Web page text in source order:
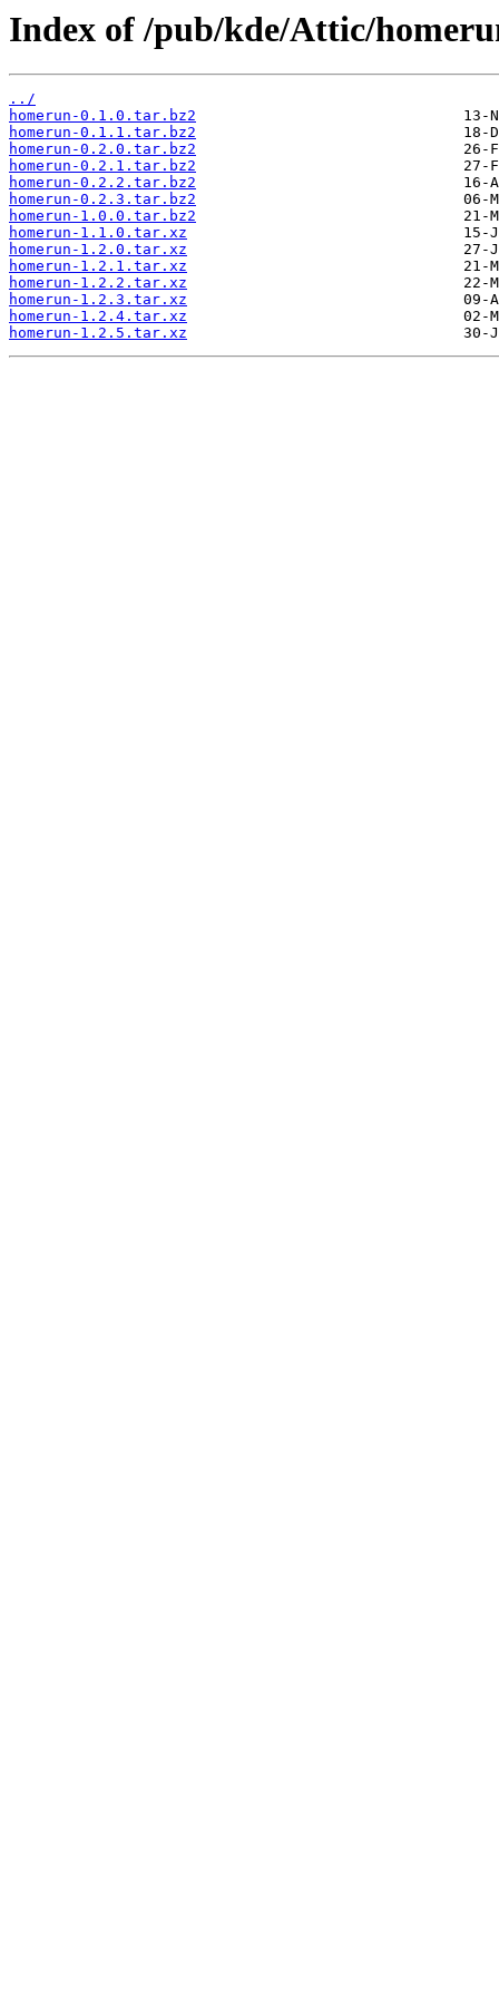
Index of /pub/kde/Attic/
../
homerun-0.1.0.tar.bz2
homerun-0.1.1.tar.bz2
homerun-0.2.0.tar.bz2
homerun-0.2.1.tar.bz2
homerun-0.2.2.tar.bz2
homerun-0.2.3.tar.bz2
homerun-1.0.0.tar.bz2
homerun-1.1.0.tar.xz
homerun-1.2.0.tar.xz
homerun-1.2.1.tar.xz
homerun-1.2.2.tar.xz
homerun-1.2.3.tar.xz
homerun-1.2.4.tar.xz
homerun-1.2.5.tar.xz